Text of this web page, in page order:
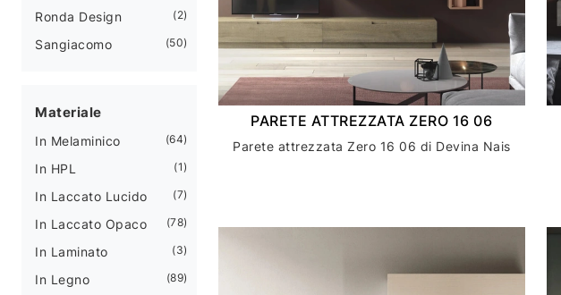
Ronda Design 2
Sangiacomo 50
Materiale
In Melaminico 64
In HPL 1
In Laccato Lucido 7
In Laccato Opaco 78
In Laminato 3
In Legno 89
PARETE ATTREZZATA ZERO 16 06
Parete attrezzata Zero 16 06 di Devina Nais